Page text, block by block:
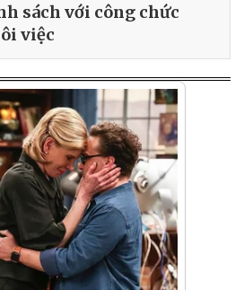
sách với công chức
việc